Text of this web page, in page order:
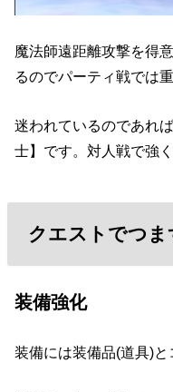
魔法師遠距離攻撃を得
るのでパーティ戦では
迷われているのであれ
士】です。対人戦で強
クエストでつま
装備強化
装備には装備品(道具)と